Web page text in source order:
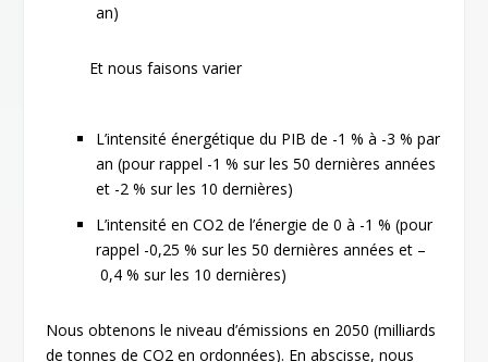
an)
Et nous faisons varier
L’intensité énergétique du PIB de -1 % à -3 % par
an (pour rappel -1 % sur les 50 dernières années
et -2 % sur les 10 dernières)
L’intensité en CO2 de l’énergie de 0 à -1 % (pour
rappel -0,25 % sur les 50 dernières années et –
0,4 % sur les 10 dernières)
Nous obtenons le niveau d’émissions en 2050 (milliards
de tonnes de CO2 en ordonnées). En abscisse, nous